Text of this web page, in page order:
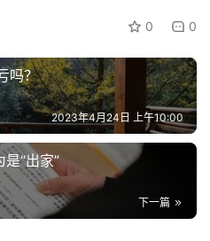
0 0
吗？
2023年4月24日 上午10:00
“出家”
下一篇